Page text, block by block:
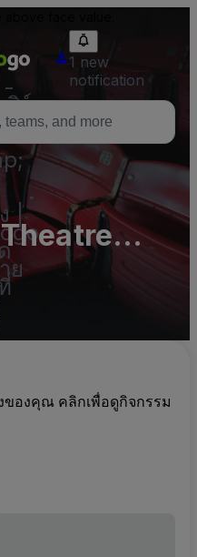
-
สิร์ต
|
ย
1 new
notification
องคุณ คลิกเพื่อดูกิจกรรม